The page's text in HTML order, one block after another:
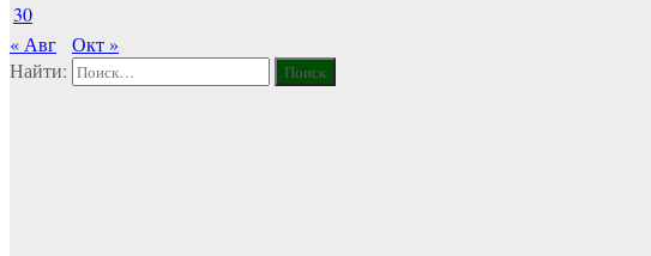
30
« Авг
Окт »
Найти: